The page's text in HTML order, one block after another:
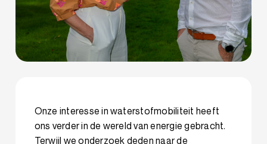
Onze interesse in waterstofmobiliteit heeft
ons verder in de wereld van energie gebracht.
Terwijl we onderzoek deden naar de